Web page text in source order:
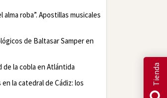
Tienda
roba”. Apostillas musicales
de Baltasar Samper en
de la cobla en Atlántida
la catedral de Cádiz: los